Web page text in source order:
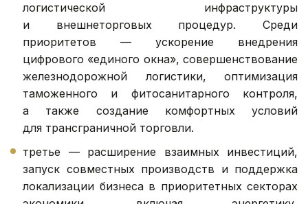
логистической инфраструктуры
и внешнеторговых процедур. Среди
приоритетов — ускорение внедрения
цифрового «единого окна», совершенствование
железнодорожной логистики, оптимизация
таможенного и фитосанитарного контроля,
а также создание комфортных условий
для трансграничной торговли.
третье — расширение взаимных инвестиций,
запуск совместных производств и поддержка
локализации бизнеса в приоритетных секторах